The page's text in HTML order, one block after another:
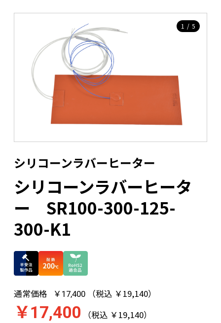
1 / 5
シリコーンラバーヒーター
シリコーンラバーヒータ
ー SR100-300-125-
300-K1
通常価格 ￥17,400 （税込 ￥19,140）
￥17,400 （税込 ￥19,140）